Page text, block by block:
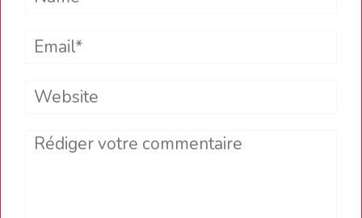
Email*
Website
Comment